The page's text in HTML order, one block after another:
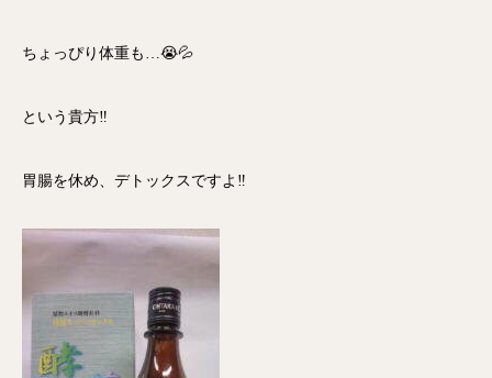
ちょっぴり体重も…😭💦
という貴方‼️
胃腸を休め、デトックスですよ‼️